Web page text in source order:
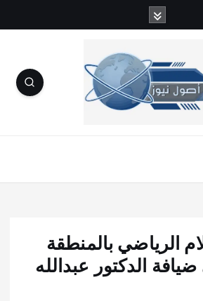
الرياضي بالمنطقة
الدكتور عبدالله